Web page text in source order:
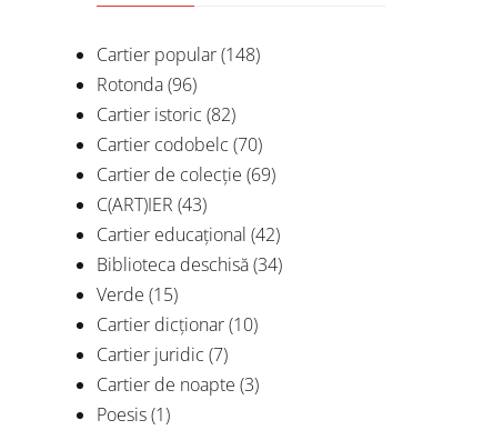
Cartier popular(148)
Rotonda(96)
Cartier istoric (82)
Cartier codobelc (70)
Cartier de colecție (69)
C(ART)IER (43)
Cartier educațional (42)
Biblioteca deschisă(34)
Verde (15)
Cartier dicționar(10)
Cartier juridic (7)
Cartier de noapte (3)
Poesis(1)